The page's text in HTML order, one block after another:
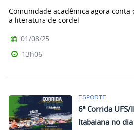
Comunidade acadêmica agora conta
a literatura de cordel
01/08/25
13h06
ESPORTE
6ª Corrida UFS/
Itabaiana no